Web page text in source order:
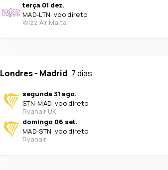
terça 01 dez.
MAD-LTN· voo direto
Wizz Air Malta
Londres- Madrid 7 dias
segunda 31 ago.
STN-MAD· voo direto
Ryanair UK
domingo 06 set.
MAD-STN· voo direto
Ryanair